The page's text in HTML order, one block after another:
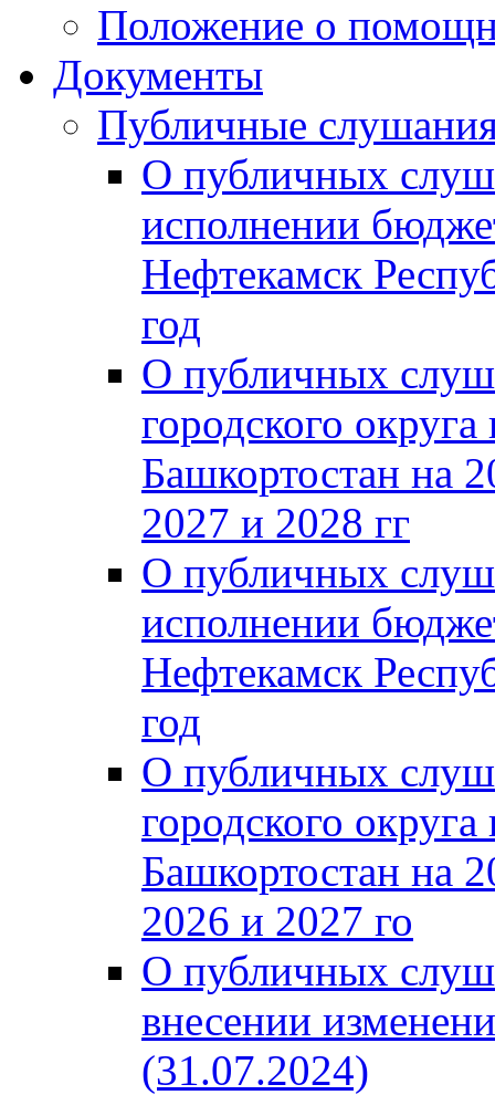
Положение о
Документы
Публичные
О публичных
исполнении
Нефтекамск
год
О публичных
городского
Башкортостан на
2027 и 2028 гг
О публичных
исполнении
Нефтекамск
год
О публичных
городского
Башкортостан на
2026 и 2027 го
О публичных
внесении
(31.07.2024)